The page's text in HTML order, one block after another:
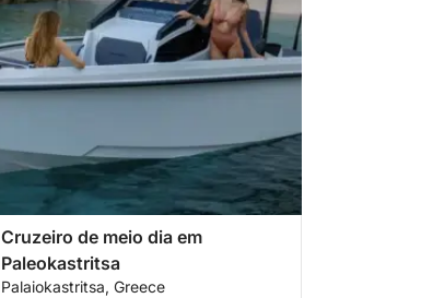
Cruzeiro de meio dia em
Paleokastritsa
Palaiokastritsa, Greece